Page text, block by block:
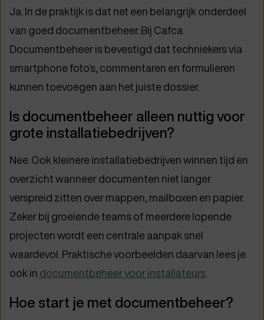
Ja. In de praktijk is dat net een belangrijk onderdeel
van goed documentbeheer. Bij Cafca
Documentbeheer is bevestigd dat techniekers via
smartphone foto’s, commentaren en formulieren
kunnen toevoegen aan het juiste dossier.
Is documentbeheer alleen nuttig voor
grote installatiebedrijven?
Nee. Ook kleinere installatiebedrijven winnen tijd en
overzicht wanneer documenten niet langer
verspreid zitten over mappen, mailboxen en papier.
Zeker bij groeiende teams of meerdere lopende
projecten wordt een centrale aanpak snel
waardevol. Praktische voorbeelden daarvan lees je
ook in documentbeheer voor installateurs.
Hoe start je met documentbeheer?